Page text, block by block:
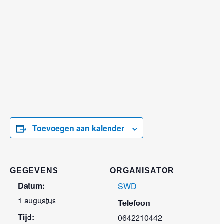
Toevoegen aan kalender
GEGEVENS
Datum:
1 augustus
Tijd:
ORGANISATOR
SWD
Telefoon
0642210442